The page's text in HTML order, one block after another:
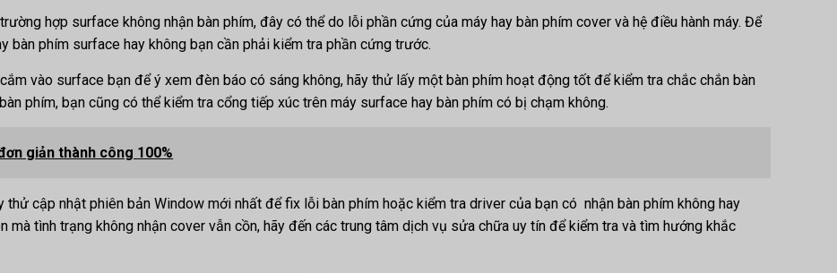
hợp surface không nhận bàn phím, đây có thể do lỗi phần cứng của máy hay bàn phím cover và hệ điều hành máy. Để
bàn phím surface hay không bạn cần phải kiểm tra phần cứng trước.
vào surface bạn để ý xem đèn báo có sáng không, hãy thử lấy một bàn phím hoạt động tốt để kiểm tra chắc chắn bàn
phím, bạn cũng có thể kiểm tra cổng tiếp xúc trên máy surface hay bàn phím có bị chạm không.
giản thành công 100%
thử cập nhật phiên bản Window mới nhất để fix lỗi bàn phím hoặc kiểm tra driver của bạn có nhận bàn phím không hay
mà tình trạng không nhận cover vẫn cồn, hãy đến các trung tâm dịch vụ sửa chữa uy tín để kiểm tra và tìm hướng khắc